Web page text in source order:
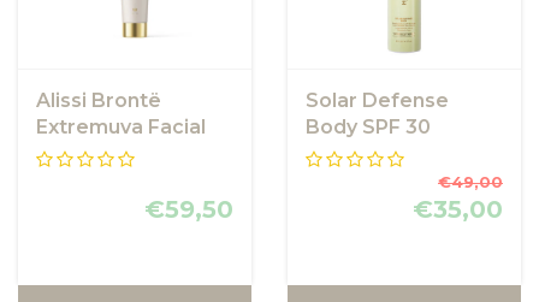
Alissi Brontë
Extremuva Facial
SPF 50+ 90ml
€59,50
Solar Defense
Body SPF 30
€49,00
€35,00